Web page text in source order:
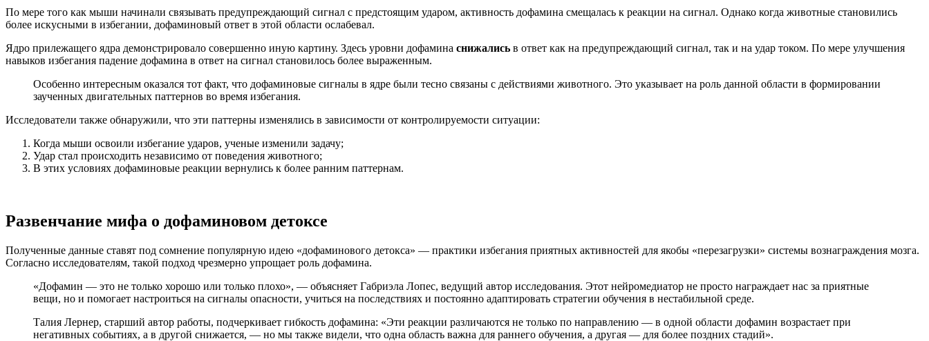
По мере того как мыши начинали связывать предупреждающий сигнал с предстоящим ударом, активность дофамина смещалась к реакции на сигнал. Однако когда животные становились
более искусными в избегании, дофаминовый ответ в этой области ослабевал.
Ядро прилежащего ядра демонстрировало совершенно иную картину. Здесь уровни дофамина снижались в ответ как на предупреждающий сигнал, так и на удар током. По мере улучшения
навыков избегания падение дофамина в ответ на сигнал становилось более выраженным.
Особенно интересным оказался тот факт, что дофаминовые сигналы в ядре были тесно связаны с действиями животного. Это указывает на роль данной области в формировании
заученных двигательных паттернов во время избегания.
Исследователи также обнаружили, что эти паттерны изменялись в зависимости от контролируемости ситуации:
Когда мыши освоили избегание ударов, ученые изменили задачу;
Удар стал происходить независимо от поведения животного;
В этих условиях дофаминовые реакции вернулись к более ранним паттернам.
Развенчание мифа о дофаминовом детоксе
Полученные данные ставят под сомнение популярную идею «дофаминового детокса» — практики избегания приятных активностей для якобы «перезагрузки» системы вознаграждения мозга.
Согласно исследователям, такой подход чрезмерно упрощает роль дофамина.
«Дофамин — это не только хорошо или только плохо», — объясняет Габриэла Лопес, ведущий автор исследования. Этот нейромедиатор не просто награждает нас за приятные
вещи, но и помогает настроиться на сигналы опасности, учиться на последствиях и постоянно адаптировать стратегии обучения в нестабильной среде.
Талия Лернер, старший автор работы, подчеркивает гибкость дофамина: «Эти реакции различаются не только по направлению — в одной области дофамин возрастает при
негативных событиях, а в другой снижается, — но мы также видели, что одна область важна для раннего обучения, а другая — для более поздних стадий».